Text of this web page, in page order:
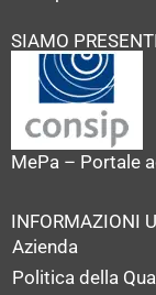
SIAMO
MePa – Portale
INFORMAZIONI
Azienda
Politica della